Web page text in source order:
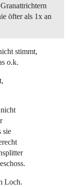
öfter als 1x an
stimmt,
o.k.
sie
Loch.